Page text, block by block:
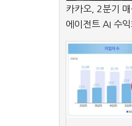
카카오, 2분기
에이전트 AI 수익